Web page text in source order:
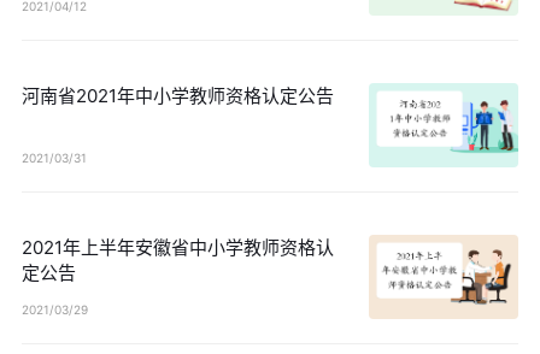
2021/04/12
河南省2021年中小学教师资格认定公告
2021/03/31
2021年上半年安徽省中小学教师资格认
定公告
2021/03/29